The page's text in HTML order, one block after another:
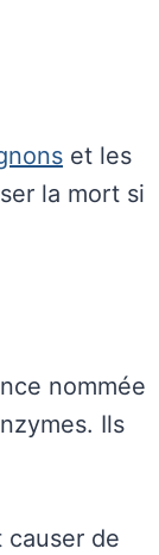
et les
la mort si
nommée
Ils
causer de